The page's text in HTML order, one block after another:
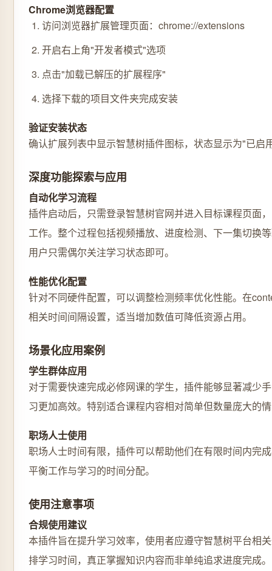
Chrome浏览器配置
访问浏览器扩展管理页面：chrome://extensions
开启右上角"开发者模式"选项
点击"加载已解压的扩展程序"
选择下载的项目文件夹完成安装
验证安装状态
确认扩展列表中显示智慧树插件图标，状态显示为"已启
深度功能探索与应用
自动化学习流程
插件启动后，只需登录智慧树官网并进入目标课程页面
工作。整个过程包括视频播放、进度检测、下一集切换
用户只需偶尔关注学习状态即可。
性能优化配置
针对不同硬件配置，可以调整检测频率优化性能。在
相关时间间隔设置，适当增加数值可降低资源占用。
场景化应用案例
学生群体应用
对于需要快速完成必修网课的学生，插件能够显著减少
习更加高效。特别适合课程内容相对简单但数量庞大的
职场人士使用
职场人士时间有限，插件可以帮助他们在有限时间内完
平衡工作与学习的时间分配。
使用注意事项
合规使用建议
本插件旨在提升学习效率，使用者应遵守智慧树平台相
排学习时间，真正掌握知识内容而非单纯追求进度完成。